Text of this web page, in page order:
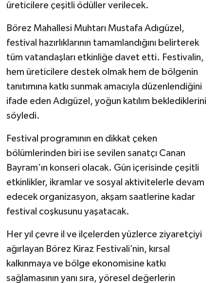
üreticilere çeşitli ödüller verilecek.
Börez Mahallesi Muhtarı Mustafa Adıgüzel,
festival hazırlıklarının tamamlandığını belirterek
tüm vatandaşları etkinliğe davet etti. Festivalin,
hem üreticilere destek olmak hem de bölgenin
tanıtımına katkı sunmak amacıyla düzenlendiğini
ifade eden Adıgüzel, yoğun katılım beklediklerini
söyledi.
Festival programının en dikkat çeken
bölümlerinden biri ise sevilen sanatçı Canan
Bayram’ın konseri olacak. Gün içerisinde çeşitli
etkinlikler, ikramlar ve sosyal aktivitelerle devam
edecek organizasyon, akşam saatlerine kadar
festival coşkusunu yaşatacak.
Her yıl çevre il ve ilçelerden yüzlerce ziyaretçiyi
ağırlayan Börez Kiraz Festivali’nin, kırsal
kalkınmaya ve bölge ekonomisine katkı
sağlamasının yanı sıra, yöresel değerlerin